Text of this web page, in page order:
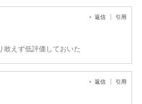
返信 引用
敢えず低評価しておいた
返信 引用